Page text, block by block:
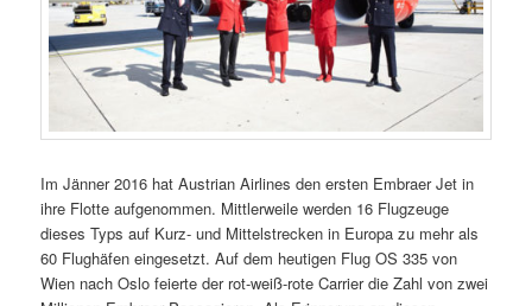
Im Jänner 2016 hat Austrian Airlines den ersten Embraer Jet in
ihre Flotte aufgenommen. Mittlerweile werden 16 Flugzeuge
dieses Typs auf Kurz- und Mittelstrecken in Europa zu mehr als
60 Flughäfen eingesetzt. Auf dem heutigen Flug OS 335 von
Wien nach Oslo feierte der rot-weiß-rote Carrier die Zahl von zwei